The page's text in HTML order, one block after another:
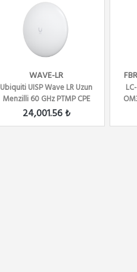
WAVE-LR
Ubiquiti UISP Wave LR Uzun
Menzilli 60 GHz PTMP CPE
RADYO LİNK
24,001.56 ₺